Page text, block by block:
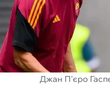
ІНШІ
БУКМЕКЕРИ
Джан П'єро